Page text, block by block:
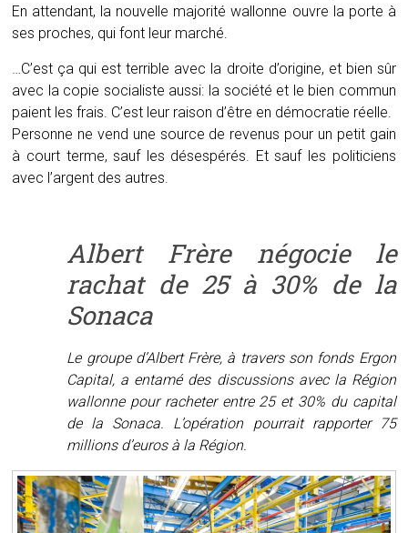
En attendant, la nouvelle majorité wallonne ouvre la porte à
ses proches, qui font leur marché.
…C’est ça qui est terrible avec la droite d’origine, et bien sûr
avec la copie socialiste aussi: la société et le bien commun
paient les frais. C’est leur raison d’être en démocratie réelle.
Personne ne vend une source de revenus pour un petit gain
à court terme, sauf les désespérés. Et sauf les politiciens
avec l’argent des autres.
Albert Frère négocie le
rachat de 25 à 30% de la
Sonaca
Le groupe d’Albert Frère, à travers son fonds Ergon
Capital, a entamé des discussions avec la Région
wallonne pour racheter entre 25 et 30% du capital
de la Sonaca. L’opération pourrait rapporter 75
millions d’euros à la Région.